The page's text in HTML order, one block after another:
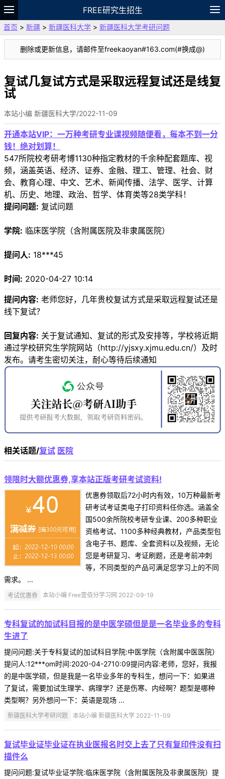
FREE研究生招生
题库
故事 专题 APP 笔记
论坛
VIP
资料
首页 > 新疆 > 新疆医科大学 > 新疆医科大学考研问题
删除或更新信息，请邮件至freekaoyan#163.com(#换成@)
复试几复试方式是采取远程复试还是线复
试
本站小编 新疆医科大学/2022-11-09
开通本站VIP：一万种考研专业课视频随便看，每本不到一分
钱！绝对划算！
547所院校考研考博1130种指定教材的千余种配套题库、视
频，涵盖英语、经济、证券、金融、理工、管理、社会、财
会、教育心理、中文、艺术、新闻传播、法学、医学、计算
机、历史、地理、政治、哲学、体育类等28类学科！
提问问题: 复试问题
学院: 临床医学院（含附属医院及非隶属医院）
提问人: 18***45
时间: 2020-04-27 10:14
提问内容: 老师您好，几年贵校复试方式是采取远程复试还是
线下复试？
回复内容: 关于复试通知、复试的形式及安排等，学校将近期
通过学校研究生学院网站（http://yjsxy.xjmu.edu.cn/）及时
发布。请考生密切关注，耐心等待后续通知
相关话题/复试 医院
领限时大额优惠券,享本站正版考研考试资料!
优惠券领取后72小时内有效，10万种最新考
研考试考证类电子打印资料任你选。涵盖全
国500余所院校考研专业课、200多种职业
资格考试、1100多种经典教材，产品类型包
含电子书、题库、全套资料以及视频，无论
您是考研复习、考证刷题，还是考前冲刺
等，不同类型的产品可满足您学习上的不同
需求。 ...
考试优惠券 本站小编 Free壹佰分学习网 2022-09-19
专科复试的加试科目报的是中医学硕但是是一名毕业多的专科
生进了
提问问题:关于专科复试的加试科目学院:中医学院（含附属中医医院）
提问人:12***om时间:2020-04-2710:09提问内容:老师，您好，我报
的是中医学硕，但是我是一名毕业多年的专科生，想问一下：如果进
了复试，需要加试生理学、病理学？还是伤寒、内经啊？题型是哪种
类型啊？另外想问一下：英语是现场 ...
新疆医科大学考研问题 本站小编 新疆医科大学 2022-11-09
复试毕业证毕业证在执业医报名时交上去了只有复印件没有扫
描件么
提问问题:复试毕业证学院:临床医学院（含附属医院及非隶属医院）提